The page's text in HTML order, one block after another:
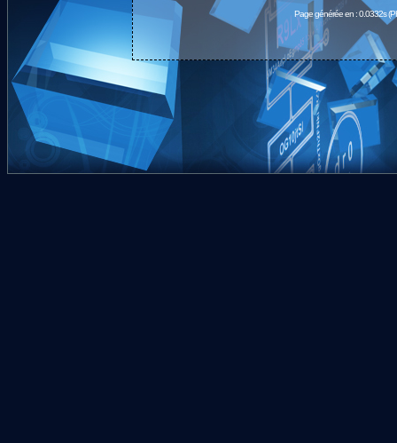
Page générée en : 0.0332s